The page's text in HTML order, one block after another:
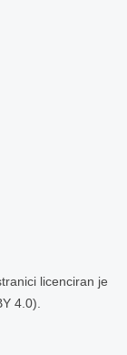
licenciran je
4.0).